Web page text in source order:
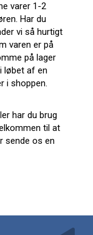
varer 1-2
Har du
vi så hurtigt
varen er på
på lager
løbet af en
i shoppen.
har du brug
til at
sende os en